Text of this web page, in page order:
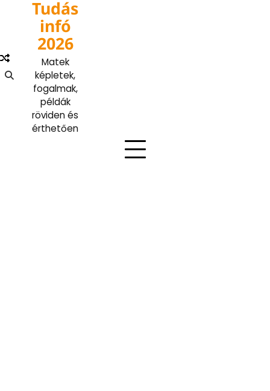
Tudás
infó
2026
Matek
képletek,
fogalmak,
példák
röviden és
érthetően